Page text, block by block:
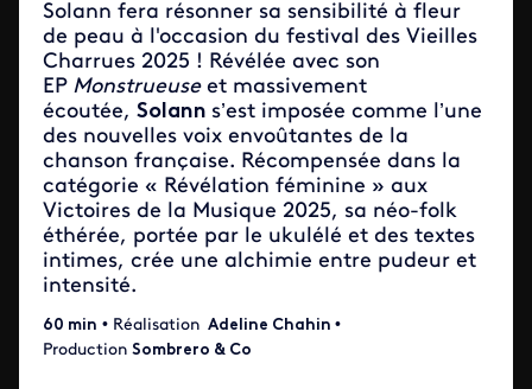
Solann fera résonner sa sensibilité à fleur
de peau à l'occasion du festival des Vieilles
Charrues 2025 ! Révélée avec son
EP Monstrueuseet massivement
écoutée, Solann s’est imposée comme l’une
des nouvelles voix envoûtantes de la
chanson française. Récompensée dans la
catégorie « Révélation féminine » aux
Victoires de la Musique 2025, sa néo-folk
éthérée, portée par le ukulélé et des textes
intimes, crée une alchimie entre pudeur et
intensité.
60 min • Réalisation Adeline Chahin •
Production Sombrero & Co